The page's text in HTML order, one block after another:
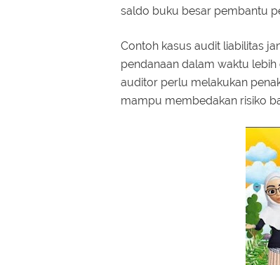
saldo buku besar pembantu
Contoh kasus audit liabilitas
pendanaan dalam waktu
auditor perlu melakukan
mampu membedakan risiko